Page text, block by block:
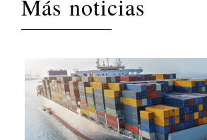
Más noticias